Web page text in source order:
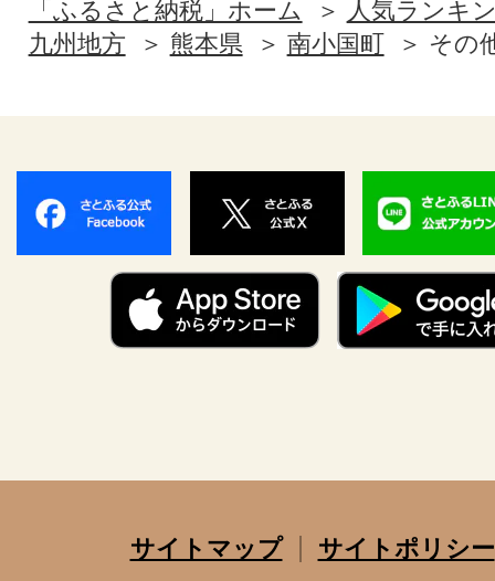
「ふるさと納税」ホーム
人気ランキ
九州地方
熊本県 南小国町 その
サイトマップ
サイトポリシー